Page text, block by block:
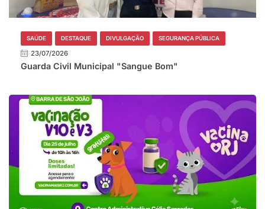
SAÚDE DESTAQUE DIVULGAÇÃO SEGURANÇA PÚBLICA
23/07/2026
Guarda Civil Municipal "Sangue Bom"